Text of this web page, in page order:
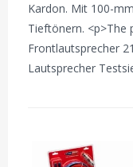
Kardon. Mit 100-
Tieftönern. <p>The
Frontlautsprecher
Lautsprecher